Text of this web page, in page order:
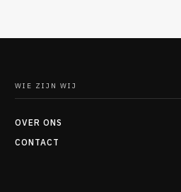
WIE ZIJN WIJ
OVER ONS
CONTACT